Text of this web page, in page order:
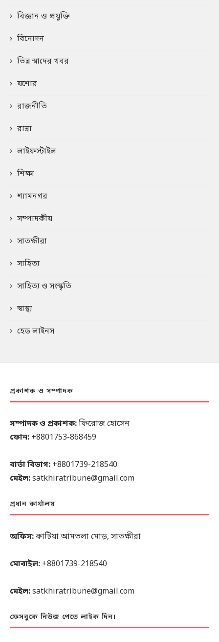
বিজ্ঞান ও প্রযুক্তি
বিনোদন
ভিন্ন স্বা‌দের খবর
যশোর
রাজনীতি
রান্না
লাইফস্টাইল
শিক্ষা
শ্যামনগর
সম্পাদকীয়
সাতক্ষীরা
সাহিত্য
সাহিত্য ও সংস্কৃতি
স্বাস্থ্য
হেড লাইনস
প্রকাশক ও সম্পাদক
সম্পাদক ও প্রকাশক:ফিরোজ হোসেন
ফোন: +8801753-868459
বার্তা বিভাগ: +8801739-218540
মেইল:satkhiratribune@gmail.com
প্রধান কার্যালয়
অফিস:কাটিয়া আমতলা মোড়, সাতক্ষীরা
মোবাইল: +8801739-218540
মেইল:satkhiratribune@gmail.com
ফেসবুকে নিউজ পেতে লাইক দিন।